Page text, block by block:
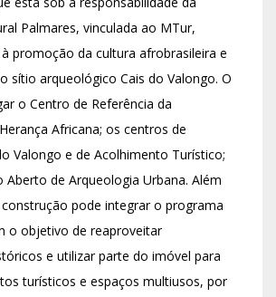
Palmares, vinculada ao MTur,
promoção da cultura afrobrasileira e
sítio arqueológico Cais do Valongo. O
o Centro de Referência da
Africana; os centros de
Valongo e de Acolhimento Turístico;
de Arqueologia Urbana. Além
pode integrar o programa
o objetivo de reaproveitar
e utilizar parte do imóvel para
turísticos e espaços multiusos, por